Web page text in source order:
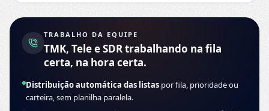
TRABALHO DA EQUIPE
TMK, Tele e SDR trabalhando na fila
certa, na hora certa.
Distribuição automática das listas por fila, prioridade ou
carteira, sem planilha paralela.